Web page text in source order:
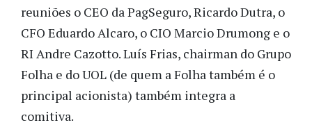
reuniões o CEO da PagSeguro, Ricardo Dutra, o
CFO Eduardo Alcaro, o CIO Marcio Drumong e o
RI Andre Cazotto. Luís Frias, chairman do Grupo
Folha e do UOL (de quem a Folha também é o
principal acionista) também integra a
comitiva.